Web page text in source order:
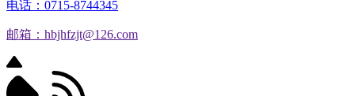
电话：0715-8744345
邮箱：hbjhfzjt@126.com